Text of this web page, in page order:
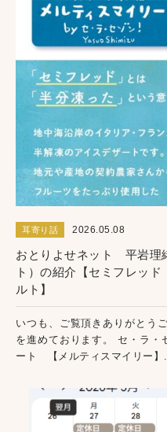
耳寄り話 2026.05.08
おとりよせネット 平岩理
ト）の紹介【セミフレッ
ルト】
いつも、ご覧頂きありがとう
を進めております。 セ・ラ・
ート 【メルティスマイリー】